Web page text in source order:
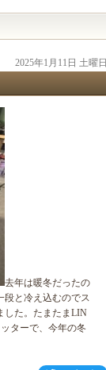
2025年1月11日 土曜日
去年は暖冬だったの
段と冷え込むのでス
した。たまたまLIN
ターで、今年の冬